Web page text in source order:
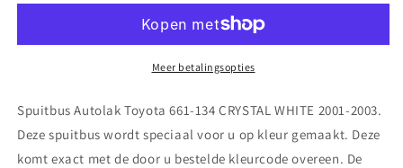
134
2001-
661-
134
CRYSTAL
2001-
2003
Meer betalingsopties
Spuitbus Autolak Toyota 661-134 CRYSTAL WHITE 2001-2003.
Deze spuitbus wordt speciaal voor u op kleur gemaakt. Deze
komt exact met de door u bestelde kleurcode overeen. De